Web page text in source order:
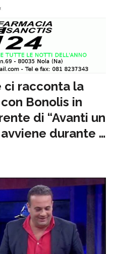
ci racconta la
Bonolis in
di “Avanti un
durante …